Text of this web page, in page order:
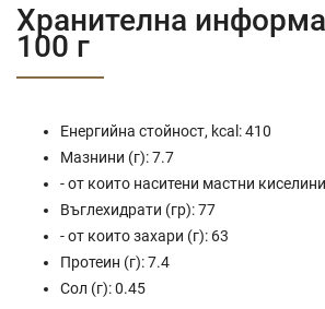
Хранителна
100 г
Енергийна стойност, kcal: 410
Мазнини (г): 7.7
- от които наситени мастни
Въглехидрати (гр): 77
- от които захари (г): 63
Протеин (г): 7.4
Сол (г): 0.45